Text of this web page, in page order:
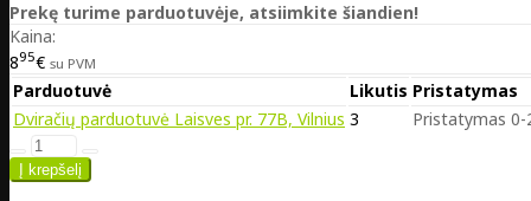
Prekę turime parduotuvėje, atsiimkite šiandien!
Kaina:
895€ su PVM
Parduotuvė Likutis Pristatymas
Dviračių parduotuvė Laisves pr. 77B, Vilnius 3 Pristatymas 0-